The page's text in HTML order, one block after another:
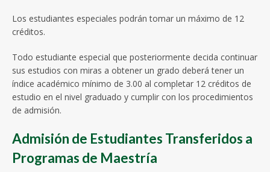
Los estudiantes especiales podrán tomar un máximo de 12
créditos.
Todo estudiante especial que posteriormente decida continuar
sus estudios con miras a obtener un grado deberá tener un
índice académico mínimo de 3.00 al completar 12 créditos de
estudio en el nivel graduado y cumplir con los procedimientos
de admisión.
Admisión de Estudiantes Transferidos a
Programas de Maestría